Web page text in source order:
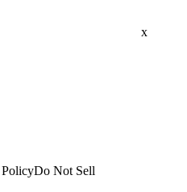
x
Do Not Sell